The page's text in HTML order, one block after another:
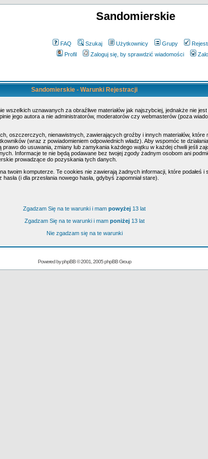
Sandomierskie
FAQ Szukaj Użytkownicy Grupy
Profil
Zaloguj się, by sprawdzić wiadomości
Sandomierskie - Warunki Rejestracji
wszelkich uznawanych za obraźliwe materiałów jak najszybciej, jednakże nie
jego autora a nie administratorów, moderatorów czy webmasterów (poza
oszczerczych, nienawistnych, zawierających groźby i innych materiałów, które
(wraz z powiadomieniem odpowiednich władz). Aby wspomóc te
do usuwania, zmiany lub zamykania każdego wątku w każdej chwili jeśli
Informacje te nie będą podawane bez twojej zgody żadnym osobom ani
prowadzące do pozyskania tych danych.
komputerze. Te cookies nie zawierają żadnych informacji, które podałeś i
(i dla przesłania nowego hasła, gdybyś zapomniał stare).
Zgadzam Się na te warunki i mam powyżej 13 lat
Zgadzam Się na te warunki i mam poniżej13 lat
Nie zgadzam się na te warunki
Powered byphpBB© 2001, 2005 phpBB Group